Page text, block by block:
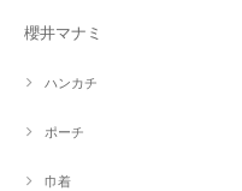
櫻井マナミ
ハンカチ
ポーチ
巾着